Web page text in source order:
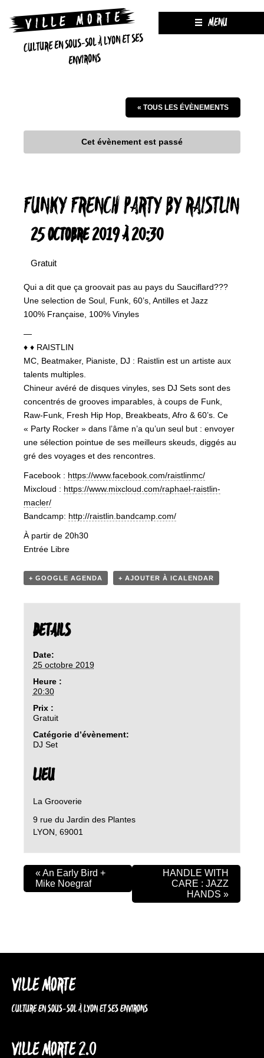
CULTURE EN SOUS-SOL À LYON ET SES
ENVIRONS
MENU
« TOUS LES ÉVÈNEMENTS
Cet évènement est passé
FUNKY FRENCH PARTY BY RAISTLIN
25 OCTOBRE 2019 À 20:30
Gratuit
Qui a dit que ça groovait pas au pays du Sauciflard???
Une selection de Soul, Funk, 60’s, Antilles et Jazz
100% Française, 100% Vinyles
—
♦ ♦ RAISTLIN
‬‬‬MC, Beatmaker, Pianiste, DJ : Raistlin est un artiste aux
talents multiples.
Chineur avéré de disques vinyles, ses DJ Sets sont des
concentrés de grooves imparables, à coups de Funk,
Raw-Funk, Fresh Hip Hop, Breakbeats, Afro & 60’s. Ce
« Party Rocker » dans l’âme n’a qu’un seul but : envoyer
une sélection pointue de ses meilleurs skeuds, diggés au
gré des voyages et des rencontres.
Facebook : https://www.facebook.com/raistlinmc/
Mixcloud : https://www.mixcloud.com/raphael-raistlin-
macler/
Bandcamp: http://raistlin.bandcamp.com/
À partir de 20h30
Entrée Libre
+ GOOGLE AGENDA + AJOUTER À ICALENDAR
DETAILS
Date:
25 octobre 2019
Heure :
20:30
Prix :
Gratuit
Catégorie d’évènement:
DJ Set
LIEU
La Grooverie
9 rue du Jardin des Plantes
LYON 69001
«An Early Bird +
Mike Noegraf
HANDLE WITH
CARE : JAZZ
HANDS »
VILLE MORTE
CULTURE EN SOUS-SOL À LYON ET SES ENVIRONS
VILLE MORTE 2.0